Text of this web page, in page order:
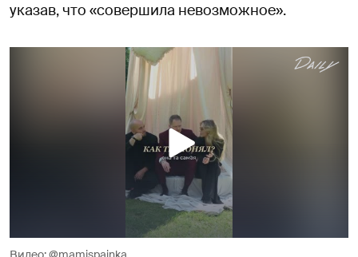
указав, что «совершила невозможное».